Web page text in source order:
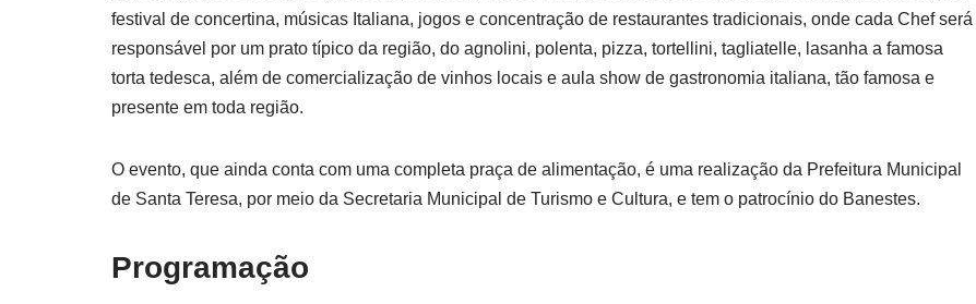
festival de concertina, músicas Italiana, jogos e concentração de restaurantes tradicionais, onde cada Chef será
responsável por um prato típico da região, do agnolini, polenta, pizza, tortellini, tagliatelle, lasanha a famosa
torta tedesca, além de comercialização de vinhos locais e aula show de gastronomia italiana, tão famosa e
presente em toda região.
O evento, que ainda conta com uma completa praça de alimentação, é uma realização da Prefeitura Municipal
de Santa Teresa, por meio da Secretaria Municipal de Turismo e Cultura, e tem o patrocínio do Banestes.
Programação